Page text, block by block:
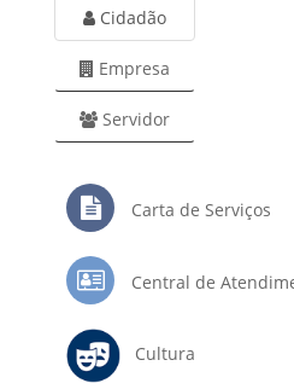
Cidadão
Empresa
Servidor
Carta de Serviços
Central de
Cultura